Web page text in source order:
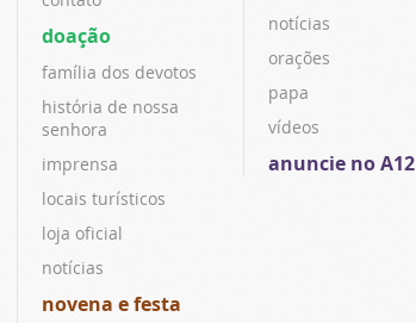
doação
família dos devotos
história de nossa
senhora
imprensa
locais turísticos
loja oficial
notícias
novena e festa
notícias
orações
papa
vídeos
anuncie no A12